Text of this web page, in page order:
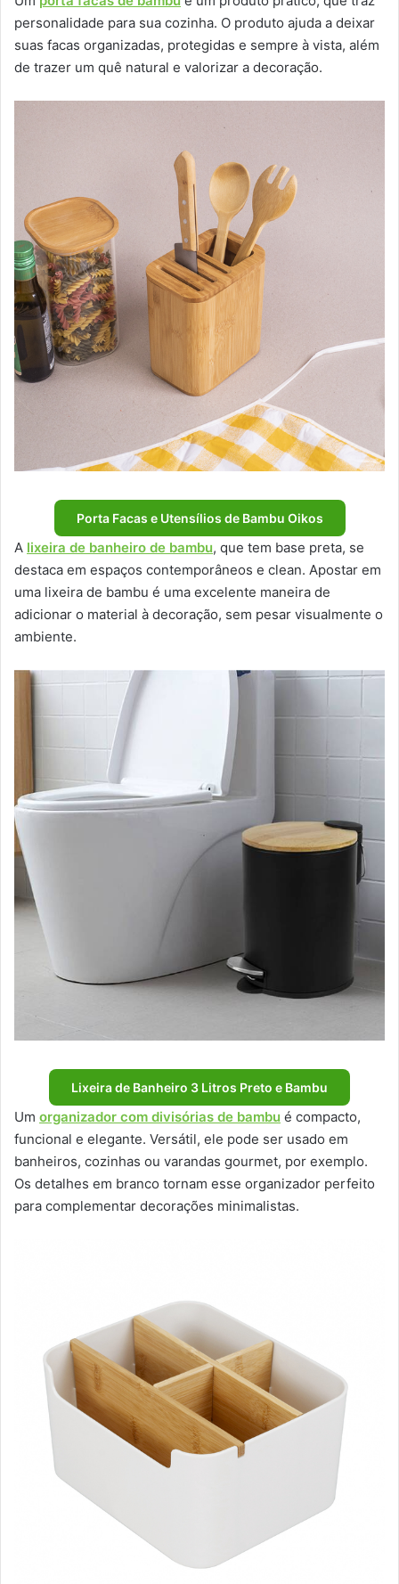
personalidade para sua cozinha. O produto ajuda a deixar
suas facas organizadas, protegidas e sempre à vista, além
de trazer um quê natural e valorizar a decoração.
Porta Facas e Utensílios de Bambu Oikos
A lixeira de banheiro de bambu, que tem base preta, se
destaca em espaços contemporâneos e clean. Apostar em
uma lixeira de bambu é uma excelente maneira de
adicionar o material à decoração, sem pesar visualmente o
ambiente.
Lixeira de Banheiro 3 Litros Preto e Bambu
Um organizador com divisórias de bambu é compacto,
funcional e elegante. Versátil, ele pode ser usado em
banheiros, cozinhas ou varandas gourmet, por exemplo.
Os detalhes em branco tornam esse organizador perfeito
para complementar decorações minimalistas.